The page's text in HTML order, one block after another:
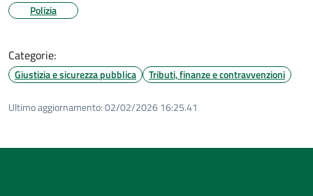
Polizia
Categorie:
Giustizia e sicurezza pubblica Tributi, finanze e contravvenzioni
Ultimo aggiornamento:02/02/2026 16:25.41